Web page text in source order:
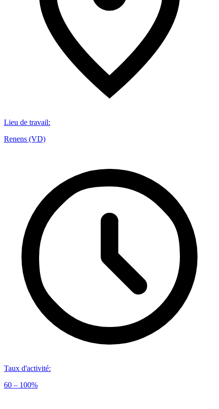
Lieu de travail:
Renens (VD)
Taux d'activité:
60 – 100%